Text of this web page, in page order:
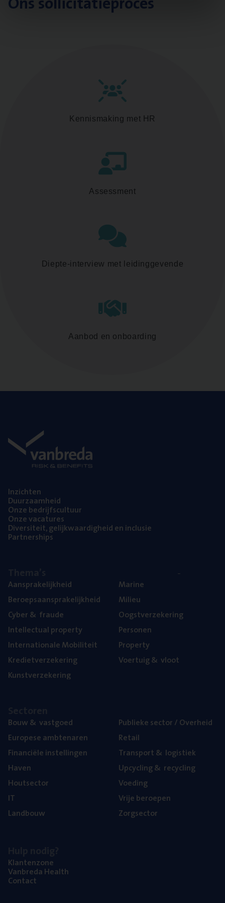
Kennismaking met HR
Assessment
Diepte-interview met leidinggevende
Aanbod en onboarding
Inzich­ten
Duur­zaam­heid
Onze bedrijfs­cul­tuur
Onze vaca­tu­res
Diver­si­teit, gelijk­waar­dig­heid en inclusie
Part­ner­ships
Aan­spra­ke­lijk­heid
Beroeps­aan­spra­ke­lijk­heid
Cyber& fraude
Intel­lec­tu­al property
Inter­na­ti­o­na­le Mobiliteit
Kre­diet­ver­ze­ke­ring
Kunst­ver­ze­ke­ring
Mari­ne
Mili­eu
Oogst­ver­ze­ke­ring
Per­so­nen
Pro­per­ty
Voer­tuig& vloot
Bouw& vastgoed
Euro­pe­se ambtenaren
Finan­ci­ë­le instellingen
Haven
Hout­sec­tor
IT
Land­bouw
Publie­ke sec­tor / Overheid
Retail
Trans­port& logistiek
Upcy­cling& recycling
Voe­ding
Vrije beroe­pen
Zorg­sec­tor
Klan­ten­zo­ne
Van­b­re­da Health
Con­tact